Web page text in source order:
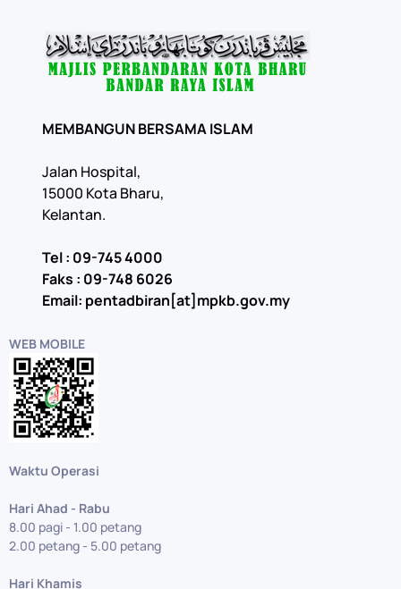
MEMBANGUN BERSAMA ISLAM
Jalan Hospital,
15000 Kota Bharu,
Kelantan.
Tel : 09-745 4000
Faks : 09-748 6026
Email: pentadbiran[at]mpkb.gov.my
WEB MOBILE
Waktu Operasi
Hari Ahad - Rabu
8.00 pagi - 1.00 petang
2.00 petang - 5.00 petang
Hari Khamis